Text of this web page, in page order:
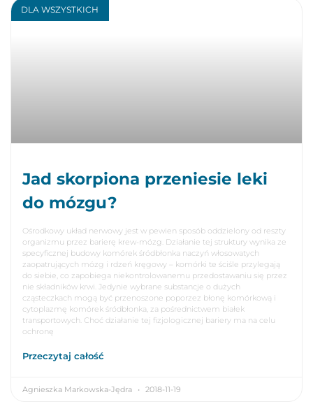
DLA WSZYSTKICH
Jad skorpiona przeniesie leki
do mózgu?
Ośrodkowy układ nerwowy jest w pewien sposób oddzielony od reszty
organizmu przez barierę krew-mózg. Działanie tej struktury wynika ze
specyficznej budowy komórek śródbłonka naczyń włosowatych
zaopatrujących mózg i rdzeń kręgowy – komórki te ściśle przylegają
do siebie, co zapobiega niekontrolowanemu przedostawaniu się przez
nie składników krwi. Jedynie wybrane substancje o dużych
cząsteczkach mogą być przenoszone poporzez błonę komórkową i
cytoplazmę komórek śródbłonka, za pośrednictwem białek
transportowych. Choć działanie tej fizjologicznej bariery ma na celu
ochronę
Przeczytaj całość
Agnieszka Markowska-Jędra 2018-11-19